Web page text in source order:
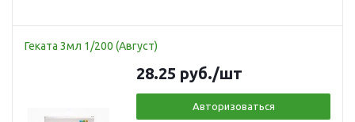
Геката 3мл 1/200 (Август)
28.25 руб./шт
Авторизоваться